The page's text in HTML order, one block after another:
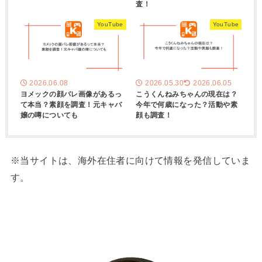
査！
YouTube
2026.06.08
ヨメックの顔バレ画像があるっ
て本当？素顔を調査！元キャバ
嬢の噂についても
YouTube
2026.05.30 2026.06.05
こうくんねみちゃんの現在は？
今年で何歳になった？活動や素
顔も調査！
※当サイトは、海外在住者に向けて情報を発信していま
す。